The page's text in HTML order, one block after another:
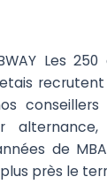
Les
de
près le